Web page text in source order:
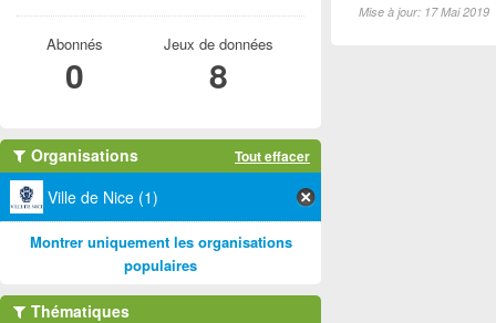
Mise à jour: 17 Mai 2019
Abonnés
0
Jeux de données
8
Organisations Tout effacer
Ville de Nice (1)
Montrer uniquement les organisations
populaires
Thématiques